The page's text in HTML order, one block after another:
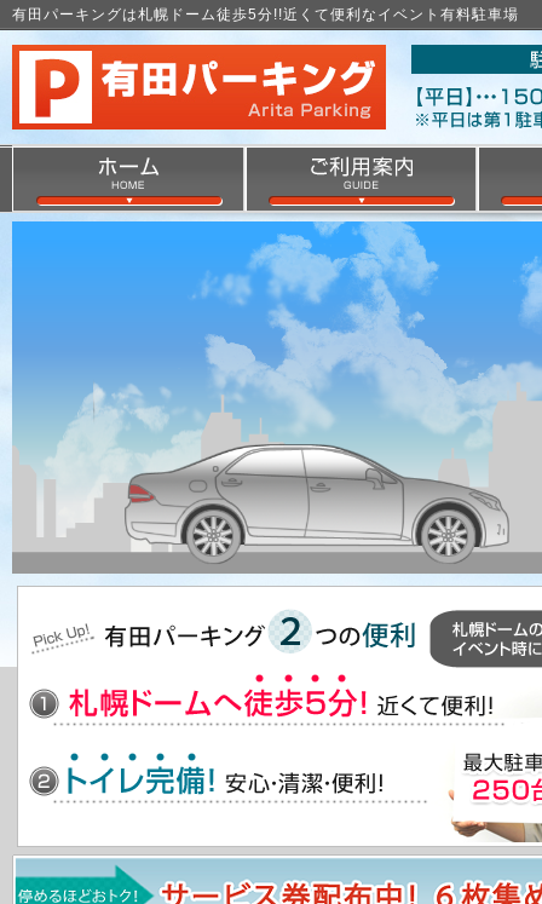
有田パーキングは札幌ドーム徒歩5分!!近くて便利なイベント有料駐車場